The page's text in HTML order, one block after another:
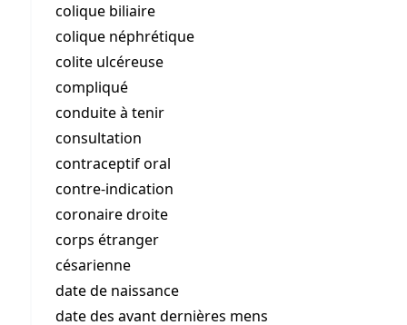
colique biliaire
colique néphrétique
colite ulcéreuse
compliqué
conduite à tenir
consultation
contraceptif oral
contre-indication
coronaire droite
corps étranger
césarienne
date de naissance
date des avant dernières mens